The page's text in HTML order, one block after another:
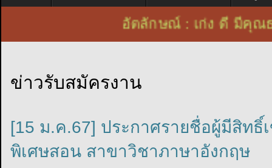
อัตลักษณ์ : เก่ง ดี มี
ข่าวรับสมัครงาน
[15 ม.ค.67] ประกาศรายชื่อผู้มีสิทธิ์
พิเศษสอน สาขาวิชาภาษาอังกฤษ